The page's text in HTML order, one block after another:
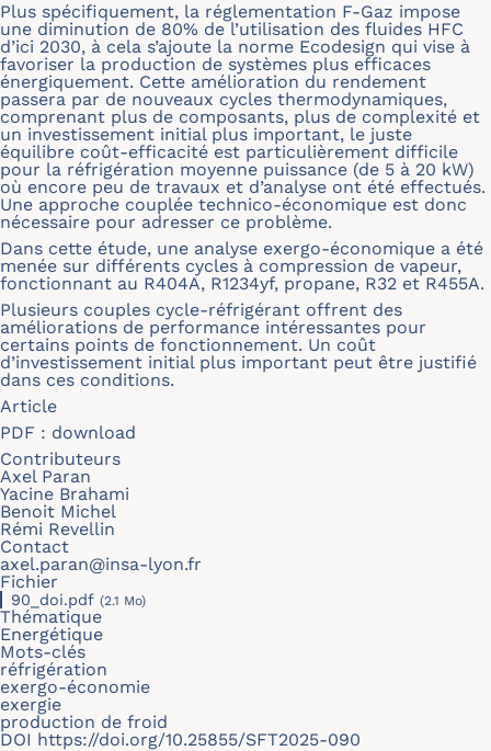
Plus spécifiquement, la réglementation F-Gaz impose
une diminution de 80% de l’utilisation des fluides HFC
d’ici 2030, à cela s’ajoute la norme Ecodesign qui vise à
favoriser la production de systèmes plus efficaces
énergiquement. Cette amélioration du rendement
passera par de nouveaux cycles thermodynamiques,
comprenant plus de composants, plus de complexité et
un investissement initial plus important, le juste
équilibre coût-efficacité est particulièrement difficile
pour la réfrigération moyenne puissance (de 5 à 20 kW)
où encore peu de travaux et d’analyse ont été effectués.
Une approche couplée technico-économique est donc
nécessaire pour adresser ce problème.
Dans cette étude, une analyse exergo-économique a été
menée sur différents cycles à compression de vapeur,
fonctionnant au R404A, R1234yf, propane, R32 et R455A.
Plusieurs couples cycle-réfrigérant offrent des
améliorations de performance intéressantes pour
certains points de fonctionnement. Un coût
d’investissement initial plus important peut être justifié
dans ces conditions.
Article
PDF : download
Contributeurs
Axel Paran
Yacine Brahami
Benoit Michel
Rémi Revellin
Contact
axel.paran@insa-lyon.fr
Fichier
90_doi.pdf (2.1 Mo)
Thématique
Energétique
Mots-clés
réfrigération
exergo-économie
exergie
production de froid
DOI https://doi.org/10.25855/SFT2025-090